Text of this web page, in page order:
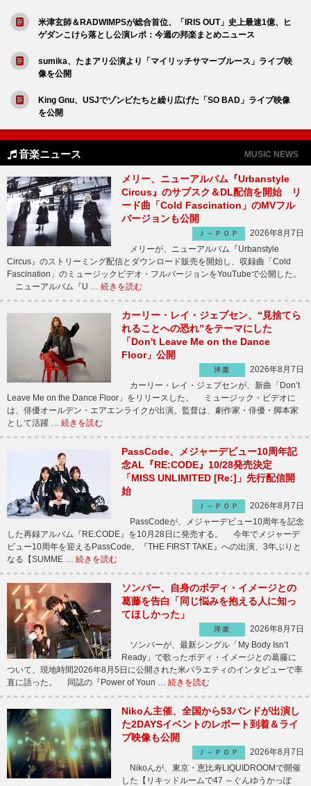
米津玄師＆RADWIMPSが総合首位、「IRIS OUT」史上最速1億、ヒ
ゲダンこけら落とし公演レポ：今週の邦楽まとめニュース
sumika、たまアリ公演より「マイリッチサマーブルース」ライブ映
像を公開
King Gnu、USJでゾンビたちと繰り広げた「SO BAD」ライブ映像
を公開
音楽ニュース MUSIC NEWS
メリー、ニューアルバム『Urbanstyle
Circus』のサブスク＆DL配信を開始 リ
ード曲「Cold Fascination」のMVフル
バージョンも公開
Ｊ－ＰＯＰ
2026年8月7日
メリーが、ニューアルバム『Urbanstyle
Circus』のストリーミング配信とダウンロード販売を開始し、収録曲「Cold
Fascination」のミュージックビデオ・フルバージョンをYouTubeで公開した。
ニューアルバム『U … 続きを読む
カーリー・レイ・ジェプセン、“見捨てら
れることへの恐れ”をテーマにした
「Don't Leave Me on the Dance
Floor」公開
洋楽
2026年8月7日
カーリー・レイ・ジェプセンが、新曲「Don’t
Leave Me on the Dance Floor」をリリースした。 ミュージック・ビデオに
は、俳優オールデン・エアエンライクが出演。監督は、劇作家・俳優・脚本家
として活躍 … 続きを読む
PassCode、メジャーデビュー10周年記
念AL『RE:CODE』10/28発売決定
「MISS UNLIMITED [Re:]」先行配信開
始
Ｊ－ＰＯＰ
2026年8月7日
PassCodeが、メジャーデビュー10周年を記念
した再録アルバム『RE:CODE』を10月28日に発売する。 今年でメジャーデ
ビュー10周年を迎えるPassCode。『THE FIRST TAKE』への出演、3年ぶりと
なる【SUMME … 続きを読む
ソンバー、自身のボディ・イメージとの
葛藤を告白「同じ悩みを抱える人に知っ
てほしかった」
洋楽
2026年8月7日
ソンバーが、最新シングル「My Body Isn’t
Ready」で歌ったボディ・イメージとの葛藤に
ついて、現地時間2026年8月5日に公開された米バラエティのインタビューで率
直に語った。 同誌の『Power of Youn … 続きを読む
Nikoん主催、全国から53バンドが出演し
た2DAYSイベントのレポート到着＆ライ
ブ映像も公開
Ｊ－ＰＯＰ
2026年8月7日
Nikoんが、東京・恵比寿LIQUIDROOMで開催
した【リキッドルームで47 ～ぐんゆうかっぽ